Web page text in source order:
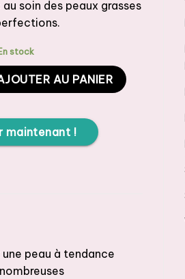
était :
12500 CFA.
est :
10000
soin des peaux grasses
stock
- Gel nettoyant - Peau
AU PANIER
maintenant !
peau à tendance